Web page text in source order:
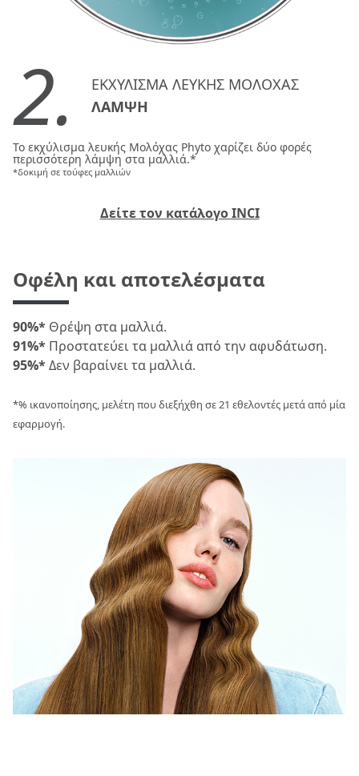
2.
ΕΚΧΥΛΙΣΜΑ ΛΕΥΚΗΣ ΜΟΛΟΧΑΣ
ΛΑΜΨΗ
Το εκχύλισμα λευκής Μολόχας Phyto χαρίζει δύο φορές
περισσότερη λάμψη στα μαλλιά.*
*δοκιμή σε τούφες μαλλιών
Δείτε τον κατάλογο INCI
Οφέλη και αποτελέσματα
90%* Θρέψη στα μαλλιά.
91%* Προστατεύει τα μαλλιά από την αφυδάτωση.
95%*Δεν βαραίνει τα μαλλιά.
*% ικανοποίησης, μελέτη που διεξήχθη σε 21 εθελοντές μετά από μία
εφαρμογή.